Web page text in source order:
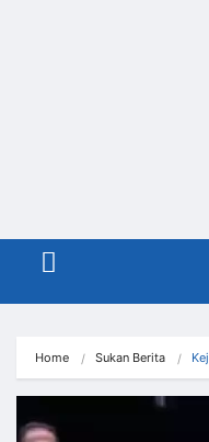
Menu
Home Sukan Berita